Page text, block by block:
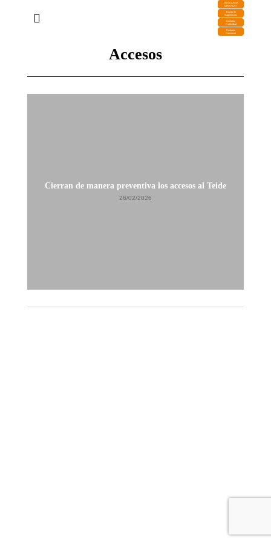
DESCARGA
MIRAPLAY
Buzón de
Sugerencias
Contratar
Publicidad
Contacto
Comercial
Accesos
Cierran de manera preventiva los accesos al Teide
26/02/2026